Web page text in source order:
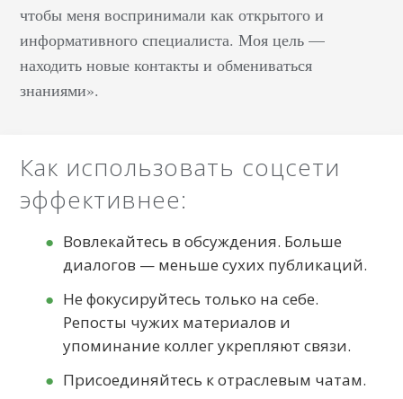
чтобы меня воспринимали как открытого и
информативного специалиста. Моя цель —
находить новые контакты и обмениваться
знаниями».
Как использовать соцсети
эффективнее:
Вовлекайтесь в обсуждения. Больше
диалогов — меньше сухих публикаций.
Не фокусируйтесь только на себе.
Репосты чужих материалов и
упоминание коллег укрепляют связи.
Присоединяйтесь к отраслевым чатам.